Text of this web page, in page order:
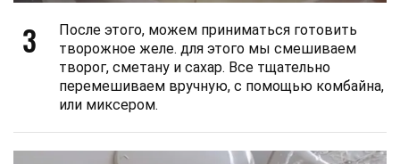
3
После этого, можем приниматься готовить
творожное желе. для этого мы смешиваем
творог, сметану и сахар. Все тщательно
перемешиваем вручную, с помощью комбайна,
или миксером.